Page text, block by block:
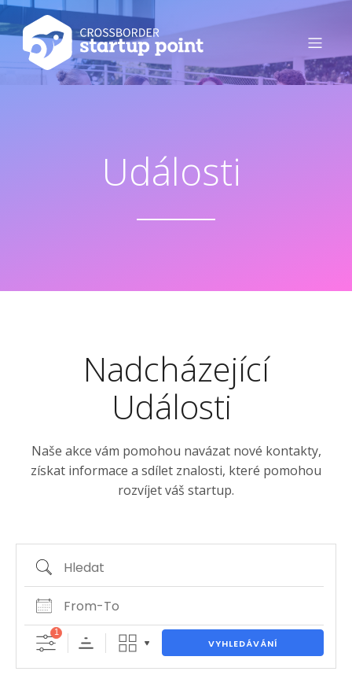
Události
Nadcházející
Události
Naše akce vám pomohou navázat nové kontakty,
získat informace a sdílet znalosti, které pomohou
rozvíjet váš startup.
Hledat
Od-Do
1
VYHLEDÁVÁNÍ